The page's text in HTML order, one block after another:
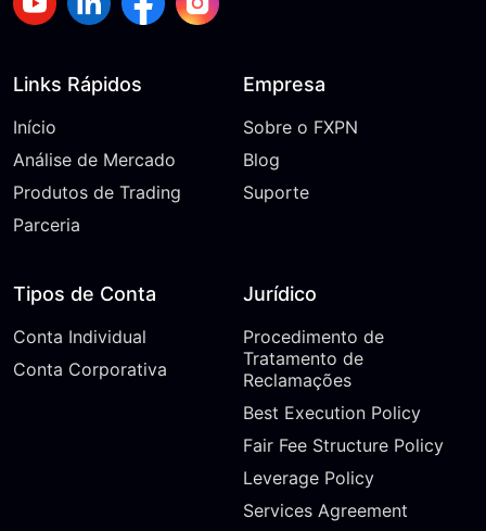
Links Rápidos
Início
Análise de Mercado
Produtos de Trading
Parceria
Empresa
Sobre o FXPN
Blog
Suporte
Tipos de Conta
Conta Individual
Conta Corporativa
Jurídico
Procedimento de
Tratamento de
Reclamações
Best Execution Policy
Fair Fee Structure Policy
Leverage Policy
Services Agreement